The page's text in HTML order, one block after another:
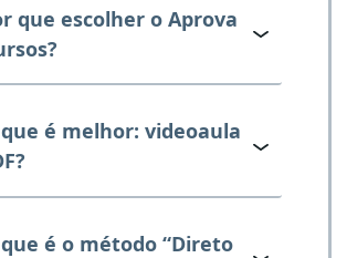
que escolher o Aprova
que é melhor: videoaula
que é o método “Direto